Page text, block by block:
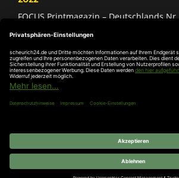
FOCUS Printmagazin – Deutschlands
Deutschland Test – Bester Onlineshop
FOCUS Money – Branchensieger „Rund
DIE WELT – Service-Champion im
DIE WELT – Branchengewinner Gold-
Antriebe)